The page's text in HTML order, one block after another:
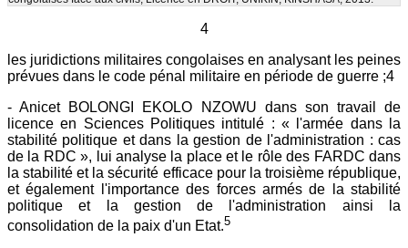
4
les juridictions militaires congolaises en analysant les peines
prévues dans le code pénal militaire en période de guerre ;4
- Anicet BOLONGI EKOLO NZOWU dans son travail de
licence en Sciences Politiques intitulé : « l'armée dans la
stabilité politique et dans la gestion de l'administration : cas
de la RDC », lui analyse la place et le rôle des FARDC dans
la stabilité et la sécurité efficace pour la troisième république,
et également l'importance des forces armés de la stabilité
politique et la gestion de l'administration ainsi la
consolidation de la paix d'un Etat.5